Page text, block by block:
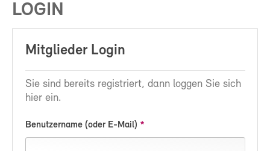
LOGIN
Mitglieder Login
Sie sind bereits registriert, dann loggen Sie sich
hier ein.
Benutzername (oder E-Mail)